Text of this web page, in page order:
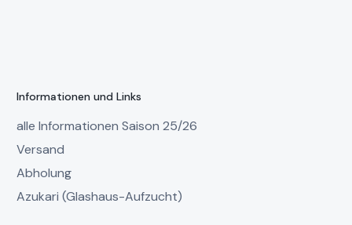
Informationen und Links
alle Informationen Saison 25/26
Versand
Abholung
Azukari (Glashaus-Aufzucht)